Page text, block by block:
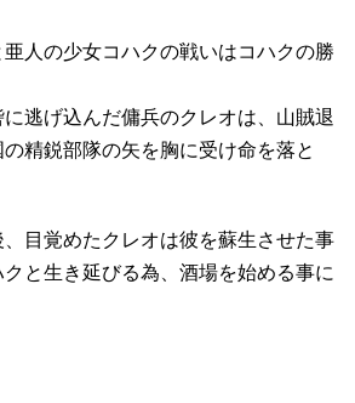
人の少女コハクの戦いはコハクの勝
逃げ込んだ傭兵のクレオは、山賊退
精鋭部隊の矢を胸に受け命を落と
目覚めたクレオは彼を蘇生させた事
と生き延びる為、酒場を始める事に